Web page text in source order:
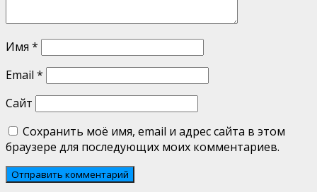
Имя *
Email *
Сайт
Сохранить моё имя, email и адрес сайта в этом
браузере для последующих моих комментариев.